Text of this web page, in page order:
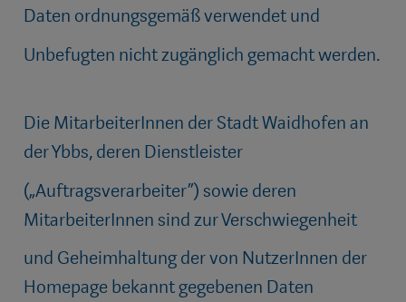
Daten ordnungsgemäß verwendet und
Unbefugten nicht zugänglich gemacht werden.
Die MitarbeiterInnen der Stadt Waidhofen an
der Ybbs, deren Dienstleister
(„Auftragsverarbeiter“) sowie deren
MitarbeiterInnen sind zur Verschwiegenheit
und Geheimhaltung der von NutzerInnen der
Homepage bekannt gegebenen Daten